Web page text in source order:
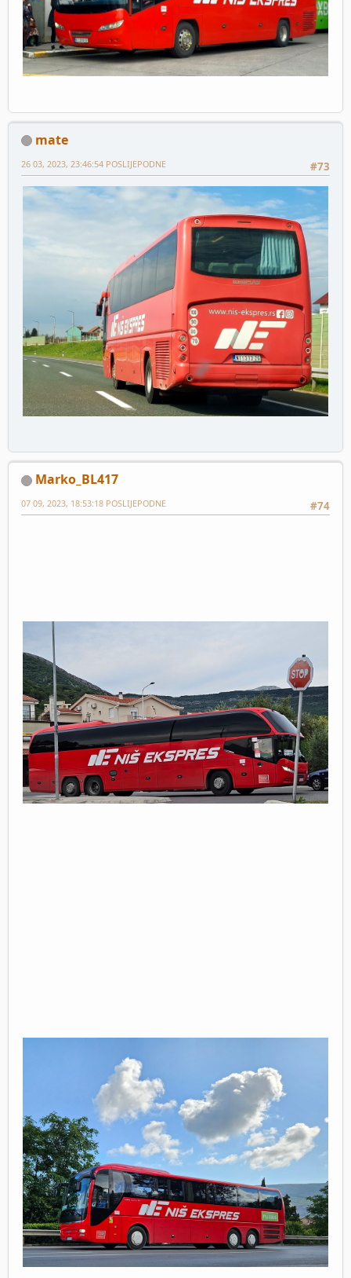
mate
#73
26 03, 2023, 23:46:54 POSLIJEPODNE
Marko_BL417
#74
07 09, 2023, 18:53:18 POSLIJEPODNE